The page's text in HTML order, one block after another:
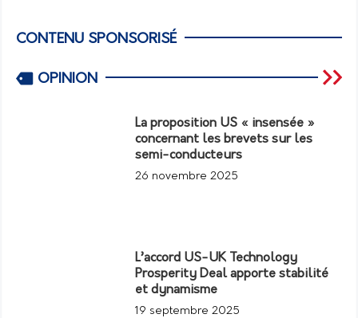
CONTENU SPONSORISÉ
OPINION
La proposition US « insensée »
concernant les brevets sur les
semi-conducteurs
26 novembre 2025
L’accord US-UK Technology
Prosperity Deal apporte stabilité
et dynamisme
19 septembre 2025